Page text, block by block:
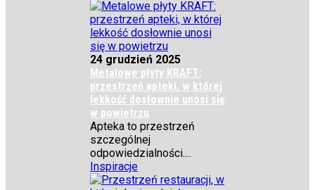
24 grudzień 2025
Metalowe płyty KRAFT:
przestrzeń apteki, w której
lekkość dosłownie unosi się
w powietrzu
Apteka to przestrzeń
szczególnej
odpowiedzialności....
Inspiracje